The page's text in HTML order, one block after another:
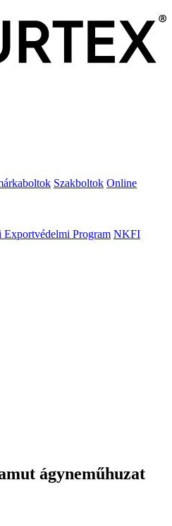
Szakboltok Online
Exportvédelmi Program NKFI
ágyneműhuzat